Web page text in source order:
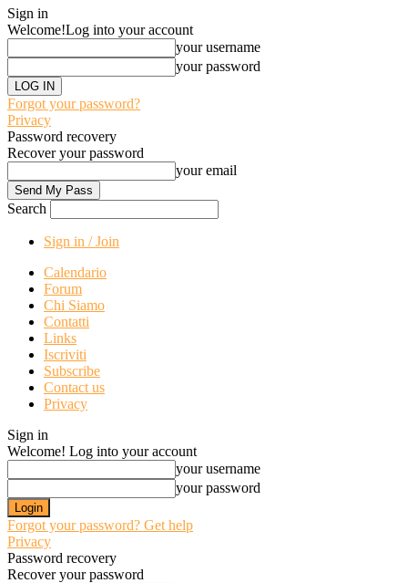
Sign in
Welcome!Log into your account
your username
your password
Forgot your password?
Privacy
Password recovery
Recover your password
your email
Search
Sign in / Join
Calendario
Forum
Chi Siamo
Contatti
Links
Iscriviti
Subscribe
Contact us
Privacy
Sign in
Welcome! Log into your account
your username
your password
Forgot your password? Get help
Privacy
Password recovery
Recover your password